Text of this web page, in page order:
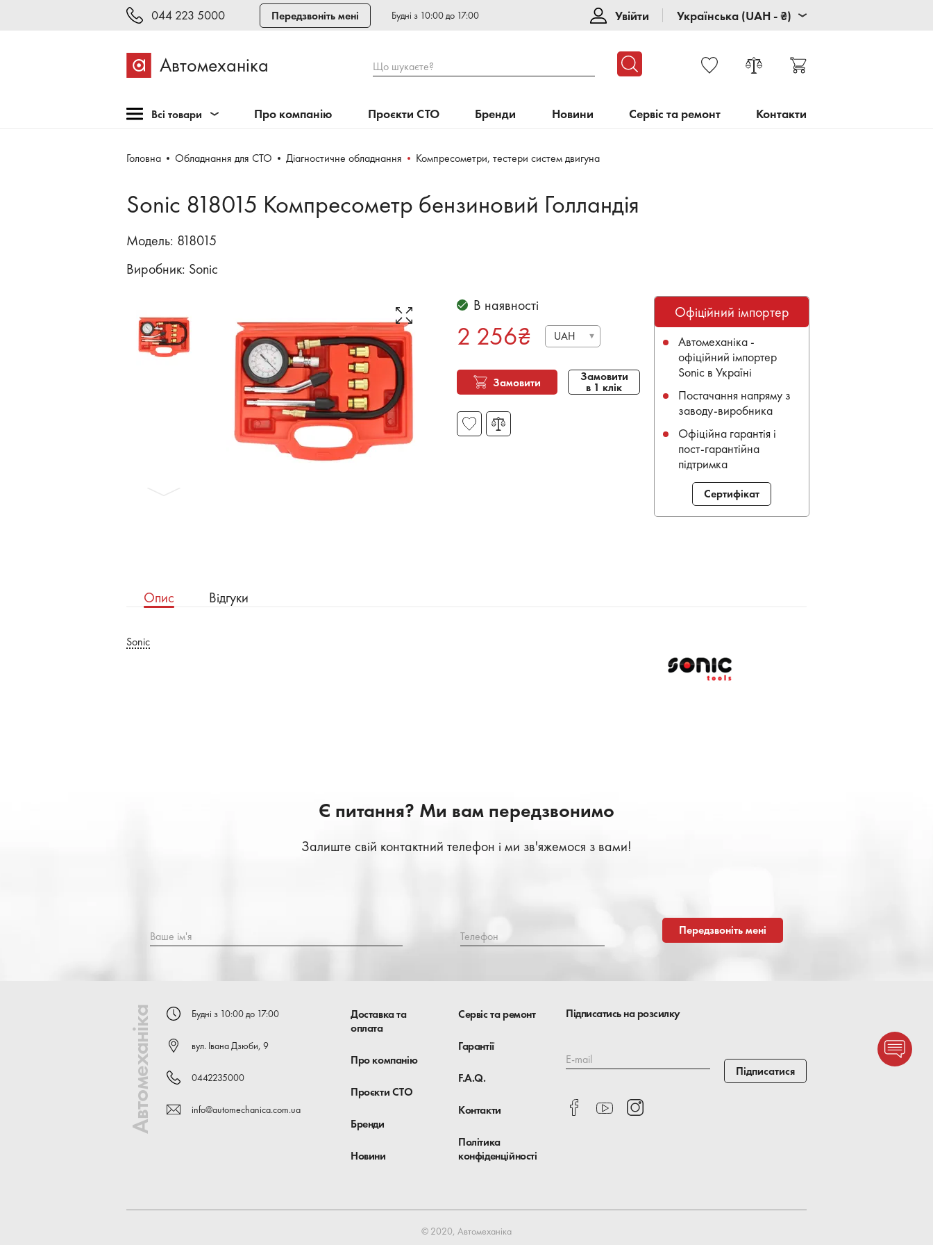
044 223 5000 Передзвоніть мені Будні з 10:00 до 17:00 Увійти Українська (UAH - ₴)
Автомеханіка Що шукаєте?
Всі товари
Обладнання для СТО
шиномонтажу
Техогляд і тестування
Зварювання, рихтовка,
Бронеавтомобілі
Електромобілі
Про компанію Проєкти СТО Бренди Новини Сервіс та ремонт Контакти
Головна Обладнання для СТО Діагностичне обладнання Компресометри, тестери систем двигуна
Sonic 818015 Компресометр бензиновий Голландія
Модель: 818015
Виробник: Sonic
В наявності
2 256₴ UAH
Замовити Замовити
в 1 клік
Офіційний імпортер
Автомеханіка -
офіційний імпортер
Sonic в Україні
Постачання напряму з
заводу-виробника
Офіційна гарантія і
пост-гарантійна
підтримка
Сертифікат
Опис Відгуки
Sonic
Є питання? Ми вам передзвонимо
Залиште свій контактний телефон і ми зв'яжемося з вами!
Ваше ім'я Телефон Передзвоніть мені
Автомеханіка Будні з 10:00 до 17:00
вул. Івана Дзюби, 9
0442235000
info@automechanica.com.ua
Доставка та
оплата
Про компанію
Проєкти СТО
Бренди
Новини
Сервіс та ремонт
Гарантії
F.A.Q.
Контакти
Політика
конфіденційності
Підписатись на розсилку
E-mail
Підписатися
© 2020, Автомеханіка